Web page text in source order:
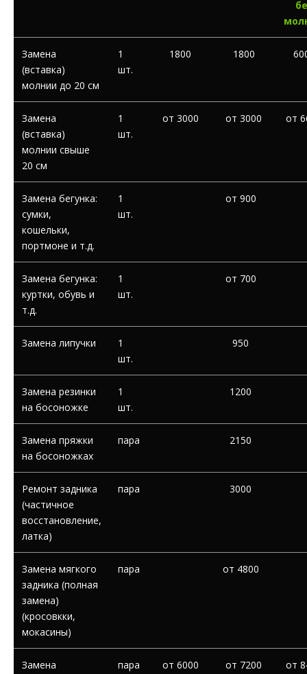
Замена
(вставка)
молнии до 20 см
1
шт.
1800 1800
Замена
(вставка)
молнии свыше
20 см
1
шт.
от 3000 от 3000 от
Замена бегунка:
сумки,
кошельки,
портмоне и т.д.
1
шт.
от 900
Замена бегунка:
куртки, обувь и
т.д.
1
шт.
от 700
Замена липучки
1
шт.
950
Замена резинки
на босоножке
1
шт.
1200
Замена пряжки
на босоножках
пара 2150
Ремонт задника
(частичное
восстановление,
латка)
пара 3000
Замена мягкого
задника (полная
замена)
(кросовкки,
мокасины)
пара от 4800
Замена
пара от 6000 от 7200 от